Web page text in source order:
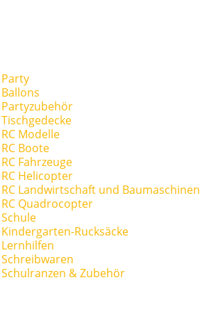
Party
Ballons
Partyzubehör
Tischgedecke
RC Modelle
RC Boote
RC Fahrzeuge
RC Helicopter
RC Landwirtschaft und Baumaschinen
RC Quadrocopter
Schule
Kindergarten-Rucksäcke
Lernhilfen
Schreibwaren
Schulranzen & Zubehör